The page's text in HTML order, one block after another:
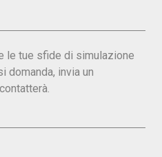
le tue sfide di simulazione
domanda, invia un